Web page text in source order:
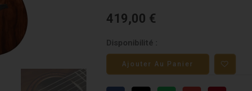
419,00 €
Disponibilité :
quantité
de
Lag
Sauvage
Ajouter Au Panier